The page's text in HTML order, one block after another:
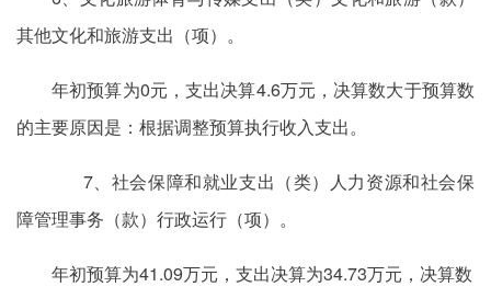
其他文化和旅游支出（项）。
年初预算为0元，支出决算4.6万元，决算数大于预算数
的主要原因是：根据调整预算执行收入支出。
7、社会保障和就业支出（类）人力资源和社会保
障管理事务（款）行政运行（项）。
年初预算为41.09万元，支出决算为34.73万元，决算数